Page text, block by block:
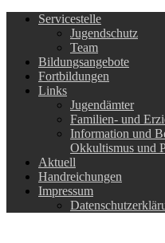
Servicestelle
Jugendschutz
Team
Bildungsangebote
Fortbildungen
Links
Jugendämter
Familien- und
Information und
Okkultismus und
Aktuell
Handreichungen
Impressum